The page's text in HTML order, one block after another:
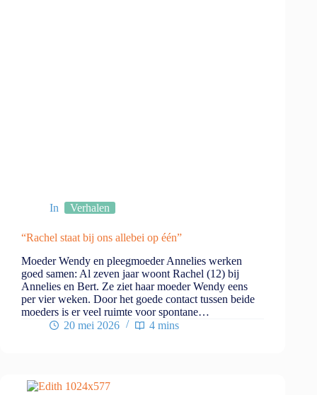
In Verhalen
“Rachel staat bij ons allebei op één”
Moeder Wendy en pleegmoeder Annelies werken
goed samen: Al zeven jaar woont Rachel (12) bij
Annelies en Bert. Ze ziet haar moeder Wendy eens
per vier weken. Door het goede contact tussen beide
moeders is er veel ruimte voor spontane…
20 mei 2026
4 mins